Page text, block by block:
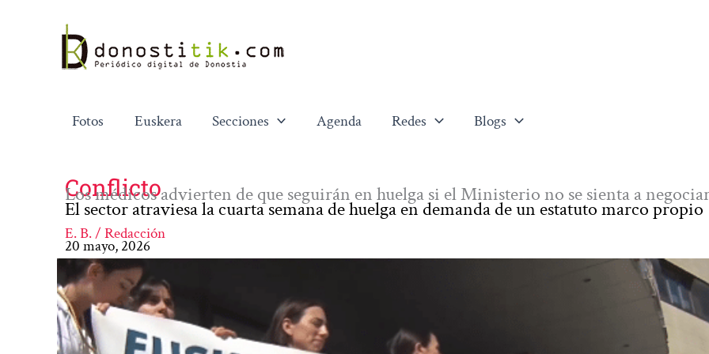
contenido
Fotos Euskera Secciones Agenda Redes Blogs
Conflicto
Los médicos advierten de que seguirán en huelga si el Ministerio no se sienta a
El sector atraviesa la cuarta semana de huelga en demanda de un estatuto marco propio
E. B. / Redacción
20 mayo, 2026